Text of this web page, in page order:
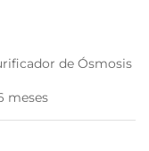
de Ósmosis
meses